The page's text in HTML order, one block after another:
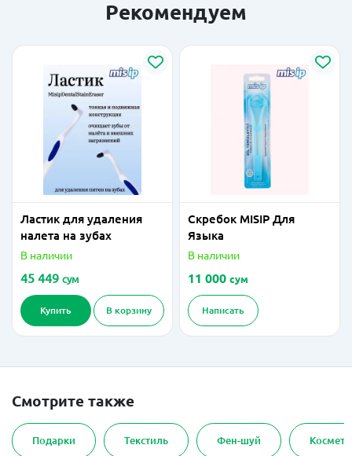
Рекомендуем
Ластик для удаления
налета на зубах
В наличии
45 449 сум
Купить В корзину
Скребок MISIP Для
Языка
В наличии
11 000 сум
Написать
Смотрите также
Подарки Текстиль Фен-шуй